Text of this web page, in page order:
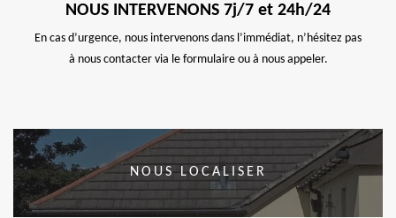
NOUS INTERVENONS 7j/7 et 24h/24
En cas d’urgence, nous intervenons dans l’immédiat, n’hésitez pas
à nous contacter via le formulaire ou à nous appeler.
NOUS LOCALISER